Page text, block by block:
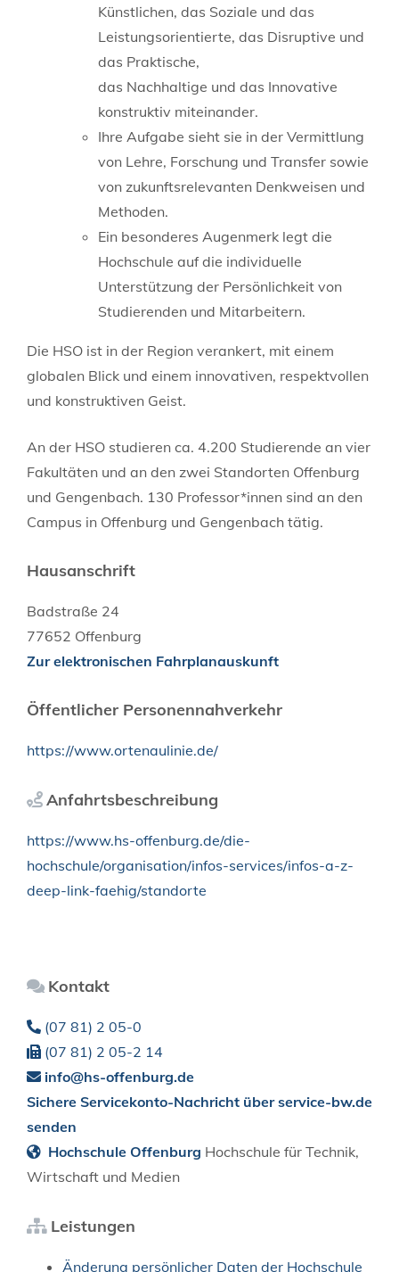
Künstlichen, das Soziale und das
Leistungsorientierte, das Disruptive und
das Praktische,
das Nachhaltige und das Innovative
konstruktiv miteinander.
Ihre Aufgabe sieht sie in der Vermittlung
von Lehre, Forschung und Transfer sowie
von zukunftsrelevanten Denkweisen und
Methoden.
Ein besonderes Augenmerk legt die
Hochschule auf die individuelle
Unterstützung der Persönlichkeit von
Studierenden und Mitarbeitern.
Die HSO ist in der Region verankert, mit einem
globalen Blick und einem innovativen, respektvollen
und konstruktiven Geist.
An der HSO studieren ca. 4.200 Studierende an vier
Fakultäten und an den zwei Standorten Offenburg
und Gengenbach. 130 Professor*innen sind an den
Campus in Offenburg und Gengenbach tätig.
Hausanschrift
Badstraße 24
77652 Offenburg
Zur elektronischen Fahrplanauskunft
Öffentlicher Personennahverkehr
https://www.ortenaulinie.de/
Anfahrtsbeschreibung
https://www.hs-offenburg.de/die-
hochschule/organisation/infos-services/infos-a-z-
deep-link-faehig/standorte
Kontakt
(07 81) 2 05-0
(07 81) 2 05-2 14
info@hs-offenburg.de
Sichere Servicekonto-Nachricht über service-bw.de
senden
Hochschule Offenburg Hochschule für Technik,
Wirtschaft und Medien
Leistungen
Änderung persönlicher Daten der Hochschule